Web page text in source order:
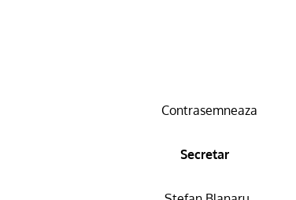
Contrasemneaza
Secretar